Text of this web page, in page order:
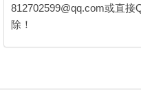
812702599@qq.com或直接
除！